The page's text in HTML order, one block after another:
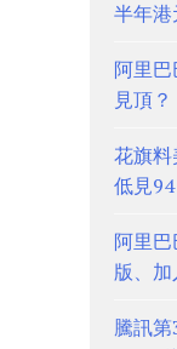
半年
阿里
見頂？
花旗
低見94
阿里
版、
騰訊